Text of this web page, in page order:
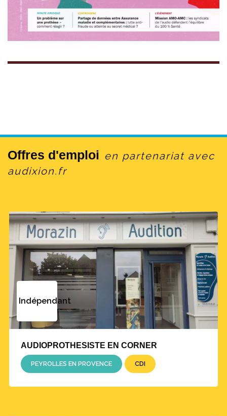
Offres d'emploi en partenariat avec
audixion.fr
Indépendant
AUDIOPROTHESISTE EN CORNER
PEYROLLES EN PROVENCE CDI